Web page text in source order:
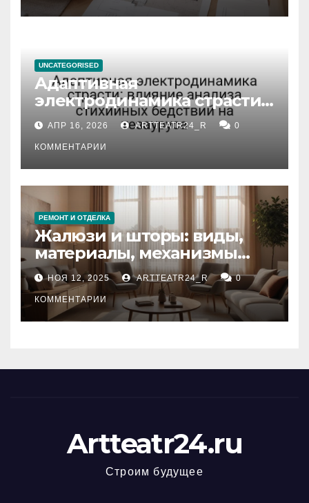
UNCATEGORISED
Адаптивная
электродинамика страсти:
влияние анализа
стихийных бедствий на
тезауруса
АПР 16, 2026 ARTTEATR24_R 0
КОММЕНТАРИИ
РЕМОНТ И ОТДЕЛКА
Жалюзи и шторы: виды,
материалы, механизмы
управления и уход
НОЯ 12, 2025 ARTTEATR24_R 0
КОММЕНТАРИИ
Artteatr24.ru
Строим будущее